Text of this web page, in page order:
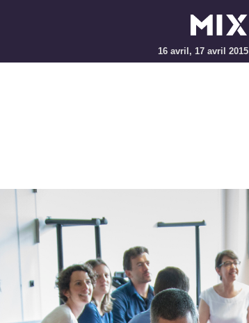
16 avril, 17 avril 2015